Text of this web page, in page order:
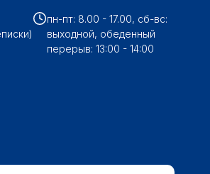
пн-пт: 8.00 - 17.00, сб-вс:
выходной, обеденный
перерыв: 13:00 - 14:00